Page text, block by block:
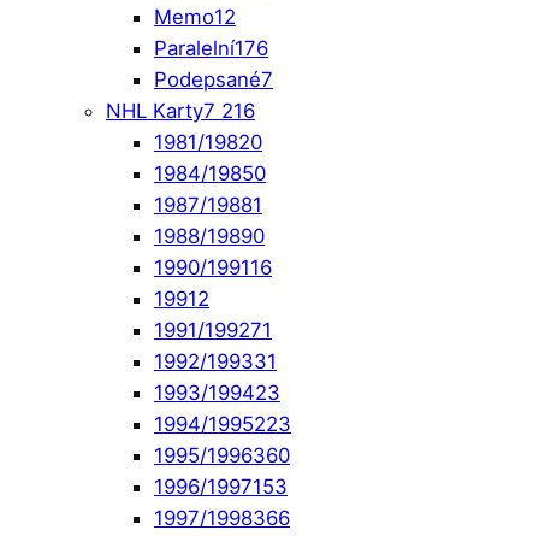
Memo12
Paralelní176
Podepsané7
NHL Karty7 216
1981/19820
1984/19850
1987/19881
1988/19890
1990/199116
19912
1991/199271
1992/199331
1993/199423
1994/1995223
1995/1996360
1996/1997153
1997/1998366